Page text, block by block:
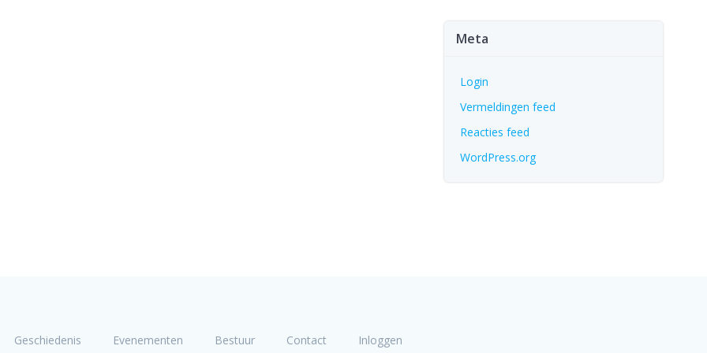
Meta
Login
Vermeldingen feed
Reacties feed
WordPress.org
Geschiedenis Evenementen Bestuur Contact Inloggen